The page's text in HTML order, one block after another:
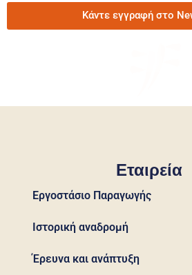
Κάντε εγγραφή στο
Εταιρεία
Εργοστάσιο Παραγωγής
Ιστορική αναδρομή
Έρευνα και ανάπτυξη